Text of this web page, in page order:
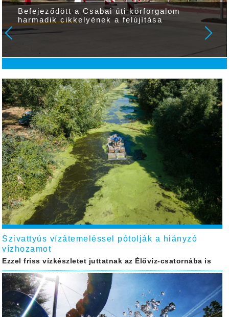
Befejeződött a Csabai úti körforgalom
harmadik cikkelyének a felújítása
Szivattyús vízátemeléssel pótolják a hiányzó
vízhozamot
Ezzel friss vízkészletet juttatnak az Élővíz-csatornába is